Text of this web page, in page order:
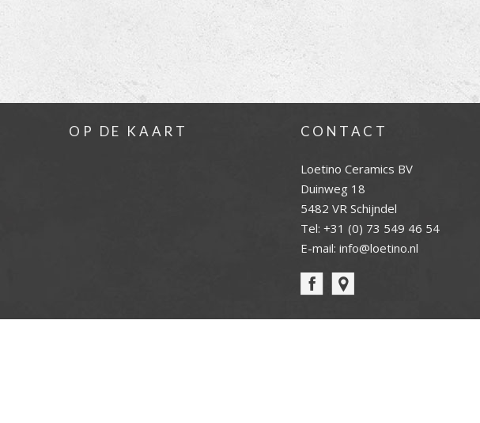
OP DE KAART CONTACT
Loetino Ceramics BV
Duinweg 18
5482 VR Schijndel
Tel: +31 (0) 73 549 46 54
E-mail: info@loetino.nl